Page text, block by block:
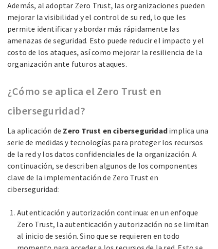
Además, al adoptar Zero Trust, las organizaciones pueden
mejorar la visibilidad y el control de su red, lo que les
permite identificar y abordar más rápidamente las
amenazas de seguridad. Esto puede reducir el impacto y el
costo de los ataques, así como mejorar la resiliencia de la
organización ante futuros ataques.
¿Cómo se aplica el Zero Trust en
ciberseguridad?
La aplicación de Zero Trust en ciberseguridad implica una
serie de medidas y tecnologías para proteger los recursos
de la red y los datos confidenciales de la organización. A
continuación, se describen algunos de los componentes
clave de la implementación de Zero Trust en
ciberseguridad:
Autenticación y autorización continua: en un enfoque
Zero Trust, la autenticación y autorización no se limitan
al inicio de sesión. Sino que se requieren en todo